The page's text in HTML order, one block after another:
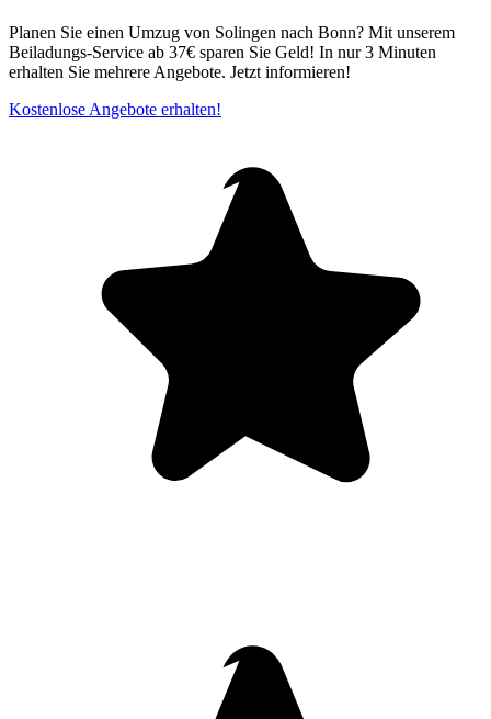
Planen Sie einen Umzug von Solingen nach Bonn? Mit unserem
Beiladungs-Service ab 37€ sparen Sie Geld! In nur 3 Minuten
erhalten Sie mehrere Angebote. Jetzt informieren!
Kostenlose Angebote erhalten!